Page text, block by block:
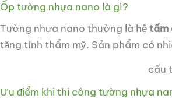
Ốp tường nhựa nano là gì?
Tường nhựa nano thường là hệtấm
tăng tính thẩm mỹ. Sản phẩm có
cấu
Ưu điểm khi thi công tường nhựa